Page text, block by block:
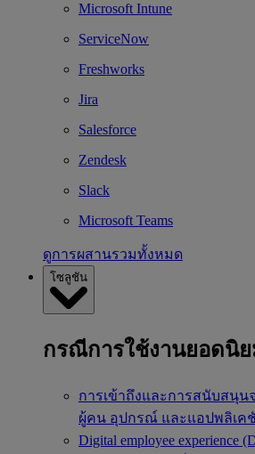
Microsoft Intune
ServiceNow
Freshworks
Jira
Salesforce
Zendesk
Slack
Microsoft Teams
ดูการผสานรวมทั้งหมด
โซลูชัน
กรณีการใช้งานยอดนิ
การเข้าถึงและการสนับสนุน
ผู้คน อุปกรณ์ และแอปพลิเค
Digital employee experience